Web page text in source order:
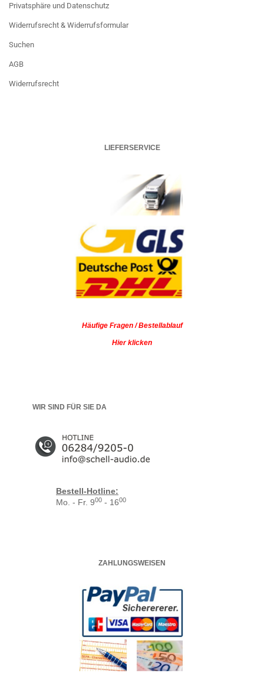
Privatsphäre und Datenschutz
Widerrufsrecht & Widerrufsformular
Suchen
AGB
Widerrufsrecht
LIEFERSERVICE
Häufige Fragen / Bestellablauf
Hier klicken
WIR SIND FÜR SIE DA
Bestell-Hotline:
Mo. - Fr. 900 - 1600
ZAHLUNGSWEISEN